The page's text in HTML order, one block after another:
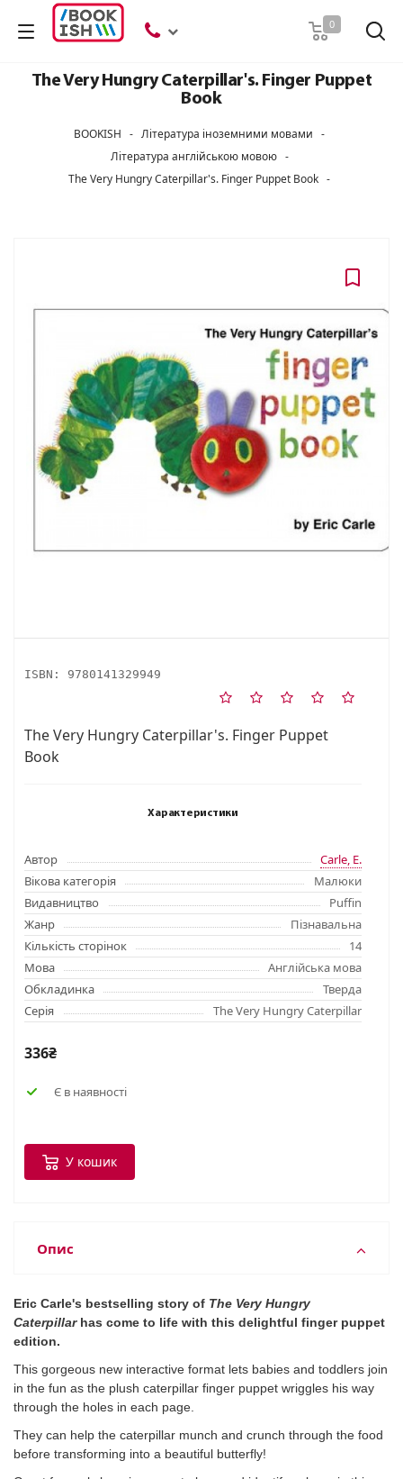
0
The Very Hungry Caterpillar's. Finger Puppet
Book
BOOKISH - Література іноземними мовами -
Література англійською мовою -
The Very Hungry Caterpillar's. Finger Puppet Book -
ISBN: 9780141329949
The Very Hungry Caterpillar's. Finger Puppet
Book
Характеристики
Автор
Carle, E.
Вікова категорія
Малюки
Видавництво
Puffin
Жанр
Пізнавальна
Кількість сторінок
14
Мова
Англійська мова
Обкладинка
Тверда
Серія
The Very Hungry Caterpillar
336₴
Є в наявності
У кошик
Опис
Eric Carle's bestselling story of The Very Hungry
Caterpillar has come to life with this delightful finger puppet
edition.
This gorgeous new interactive format lets babies and toddlers join
in the fun as the plush caterpillar finger puppet wriggles his way
through the holes in each page.
They can help the caterpillar munch and crunch through the food
before transforming into a beautiful butterfly!